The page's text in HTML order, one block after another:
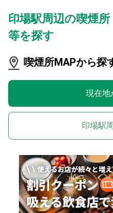
印場駅周辺の喫煙
等を探す
喫煙所MAPから探
現在地
印場駅